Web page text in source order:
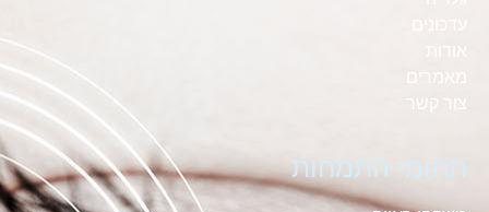
אודות
מאמרים
צור קשר
תחומי התמחות